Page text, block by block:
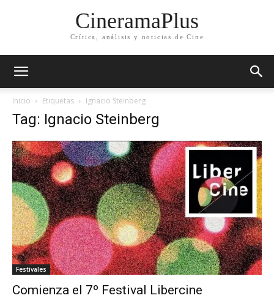
CineramaPlus
Crítica, análisis y noticias de Cine
Inicio Etiquetas Ignacio Steinberg
Tag: Ignacio Steinberg
Festivales
Comienza el 7º Festival Libercine